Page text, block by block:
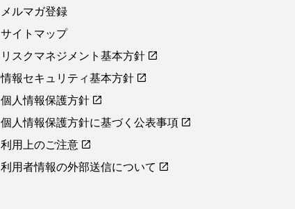
メルマガ登録
サイトマップ
リスクマネジメント基本方針
情報セキュリティ基本方針
個人情報保護方針
個人情報保護方針に基づく公表事項
利用上のご注意
利用者情報の外部送信について